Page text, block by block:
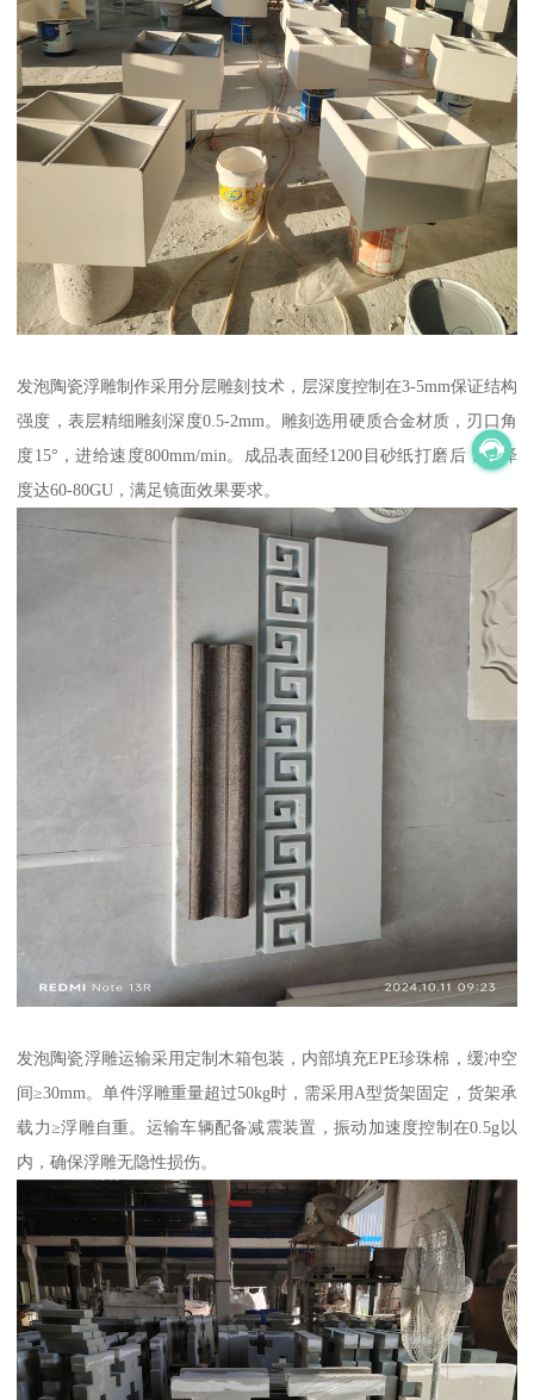
发泡陶瓷浮雕制作采用分层雕刻技术，层深度控制在3-5mm保证结构
强度，表层精细雕刻深度0.5-2mm。雕刻选用硬质合金材质，刃口角
度15°，进给速度800mm/min。成品表面经1200目砂纸打磨后，光泽
度达60-80GU，满足镜面效果要求。
发泡陶瓷浮雕运输采用定制木箱包装，内部填充EPE珍珠棉，缓冲空
间≥30mm。单件浮雕重量超过50kg时，需采用A型货架固定，货架承
载力≥浮雕自重。运输车辆配备减震装置，振动加速度控制在0.5g以
内，确保浮雕无隐性损伤。